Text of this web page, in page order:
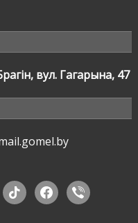
вул. Гагарына, 47
tiktok facebook
viber